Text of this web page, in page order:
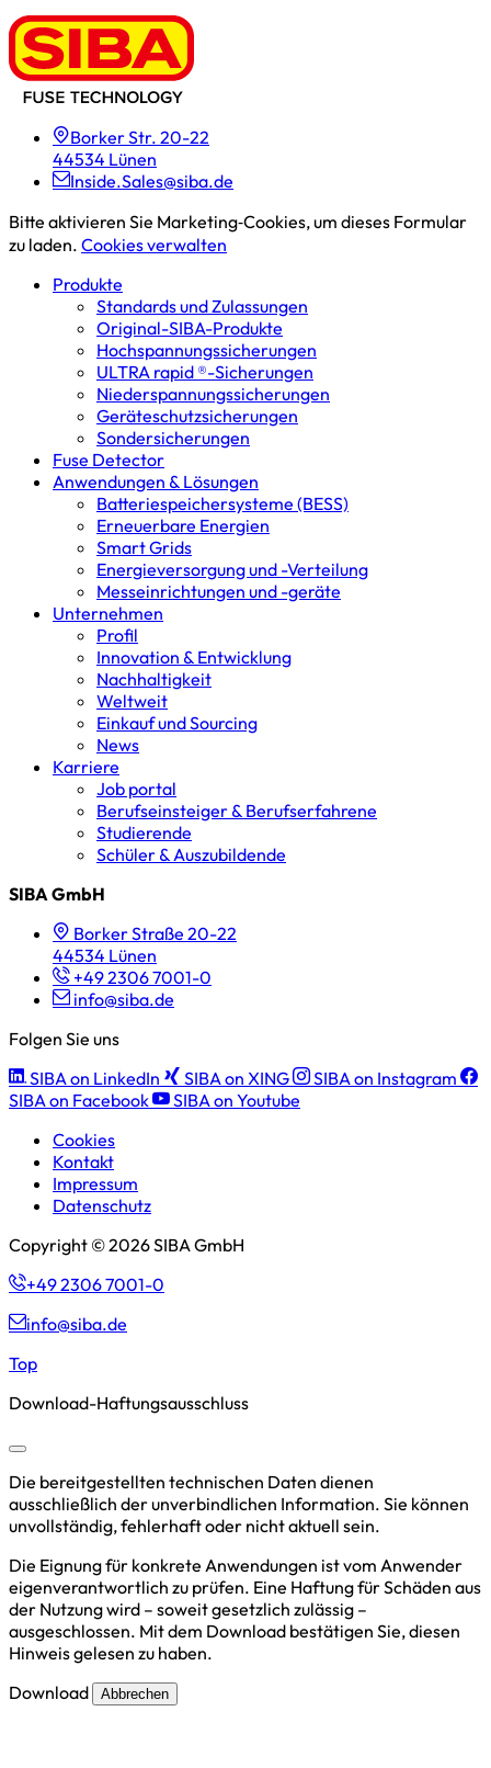
Borker Str. 20-22
44534 Lünen
Inside.Sales@siba.de
Bitte aktivieren Sie Marketing‑Cookies, um dieses Formular
zu laden. Cookies verwalten
Produkte
Standards und Zulassungen
Original-SIBA-Produkte
Hochspannungs­sicherungen
ULTRA rapid ®-Sicherungen
Niederspannungs­sicherungen
Geräteschutz­sicherungen
Sondersicherungen
Fuse Detector
Anwendungen & Lösungen
Batterie­speicher­systeme (BESS)
Erneuerbare Energien
Smart Grids
Energieversorgung und -Verteilung
Messeinrichtungen und -geräte
Unternehmen
Profil
Innovation & Entwicklung
Nachhaltigkeit
Weltweit
Einkauf und Sourcing
News
Karriere
Job portal
Berufseinsteiger & Berufserfahrene
Studierende
Schüler & Auszubildende
SIBA GmbH
Borker Straße 20-22
44534 Lünen
+49 2306 7001-0
info@siba.de
Folgen Sie uns
SIBA on LinkedIn
SIBA on XING
SIBA on Instagram
SIBA on Facebook
SIBA on Youtube
Cookies
Kontakt
Impressum
Datenschutz
Copyright © 2026 SIBA GmbH
+49 2306 7001-0
info@siba.de
Top
Download-Haftungsausschluss
Die bereitgestellten technischen Daten dienen
ausschließlich der unverbindlichen Information. Sie können
unvollständig, fehlerhaft oder nicht aktuell sein.
Die Eignung für konkrete Anwendungen ist vom Anwender
eigenverantwortlich zu prüfen. Eine Haftung für Schäden aus
der Nutzung wird – soweit gesetzlich zulässig –
ausgeschlossen. Mit dem Download bestätigen Sie, diesen
Hinweis gelesen zu haben.
Download
Abbrechen